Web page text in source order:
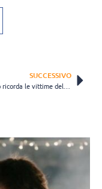
SUCCESSIVO